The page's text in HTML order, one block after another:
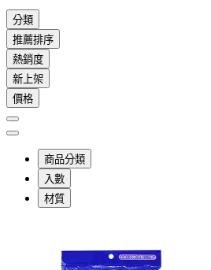
分類
推薦排序
熱銷度
新上架
價格
商品分類
入數
材質